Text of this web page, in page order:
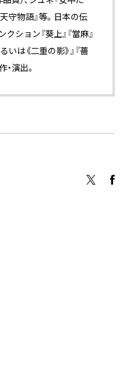
天守物語』等。日本の伝
ション『葵上』『當麻』
いは《二重の影》』『薔
演出。